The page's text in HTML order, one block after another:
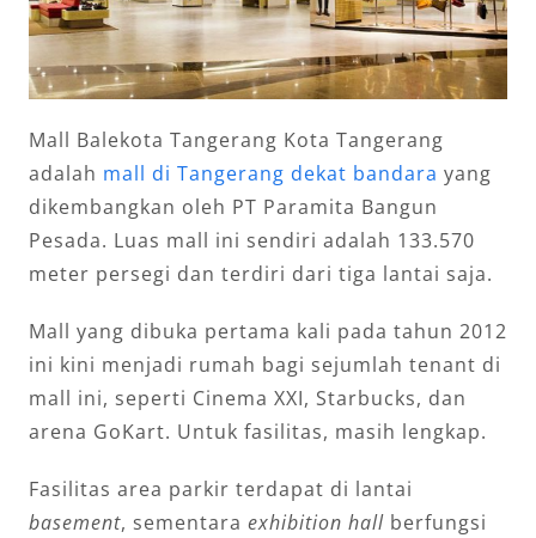
Mall Balekota Tangerang Kota Tangerang
adalah mall di Tangerang dekat bandara yang
dikembangkan oleh PT Paramita Bangun
Pesada. Luas mall ini sendiri adalah 133.570
meter persegi dan terdiri dari tiga lantai saja.
Mall yang dibuka pertama kali pada tahun 2012
ini kini menjadi rumah bagi sejumlah tenant di
mall ini, seperti Cinema XXI, Starbucks, dan
arena GoKart. Untuk fasilitas, masih lengkap.
Fasilitas area parkir terdapat di lantai
basement, sementara exhibition hallberfungsi